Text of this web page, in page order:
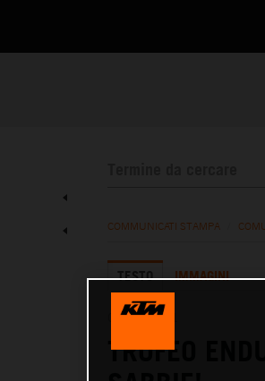
COMMUNICATI STAMPA
TESTO IMMAGINI
08.10.2021
TROFEO